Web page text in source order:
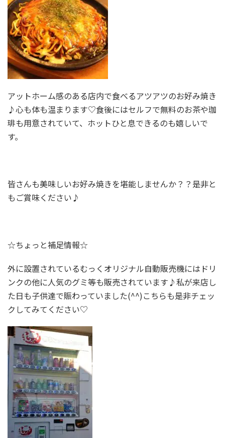
アットホーム感のある店内で食べるアツアツのお好み焼き
♪心も体も温まります♡食後にはセルフで無料のお茶や珈
琲も用意されていて、ホットひと息できるのも嬉しいで
す。
皆さんも美味しいお好み焼きを堪能しませんか？？是非と
もご賞味ください♪
☆ちょっと補足情報☆
外に設置されているむっくオリジナル自動販売機にはドリ
ンクの他に人気のグミ等も販売されています♪私が来店し
た日も子供達で賑わっていました(^^)こちらも是非チェッ
クしてみてください♡